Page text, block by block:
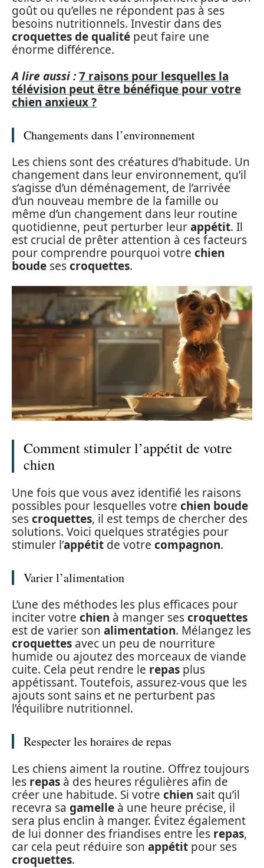
goût ou qu’elles ne répondent pas à ses
besoins nutritionnels. Investir dans des
croquettes de qualité peut faire une
énorme différence.
A lire aussi :7 raisons pour lesquelles la
télévision peut être bénéfique pour votre
chien anxieux ?
Changements dans l’environnement
Les chiens sont des créatures d’habitude. Un
changement dans leur environnement, qu’il
s’agisse d’un déménagement, de l’arrivée
d’un nouveau membre de la famille ou
même d’un changement dans leur routine
quotidienne, peut perturber leurappétit. Il
est crucial de prêter attention à ces facteurs
pour comprendre pourquoi votre chien
boude sescroquettes.
Comment stimuler l’appétit de votre
chien
Une fois que vous avez identifié les raisons
possibles pour lesquelles votre chien boude
sescroquettes, il est temps de chercher des
solutions. Voici quelques stratégies pour
stimuler l’appétit de votre compagnon.
Varier l’alimentation
L’une des méthodes les plus efficaces pour
inciter votre chien à manger sescroquettes
est de varier son alimentation. Mélangez les
croquettes avec un peu de nourriture
humide ou ajoutez des morceaux de viande
cuite. Cela peut rendre le repas plus
appétissant. Toutefois, assurez-vous que les
ajouts sont sains et ne perturbent pas
l’équilibre nutritionnel.
Respecter les horaires de repas
Les chiens aiment la routine. Offrez toujours
les repas à des heures régulières afin de
créer une habitude. Si votre chien sait qu’il
recevra sa gamelle à une heure précise, il
sera plus enclin à manger. Évitez également
de lui donner des friandises entre les repas,
car cela peut réduire son appétit pour ses
croquettes.